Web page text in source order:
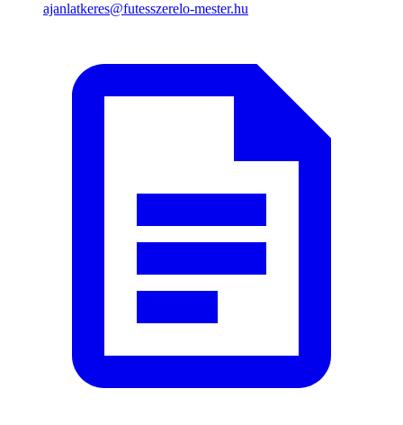
ajanlatkeres@futesszerelo-mester.hu